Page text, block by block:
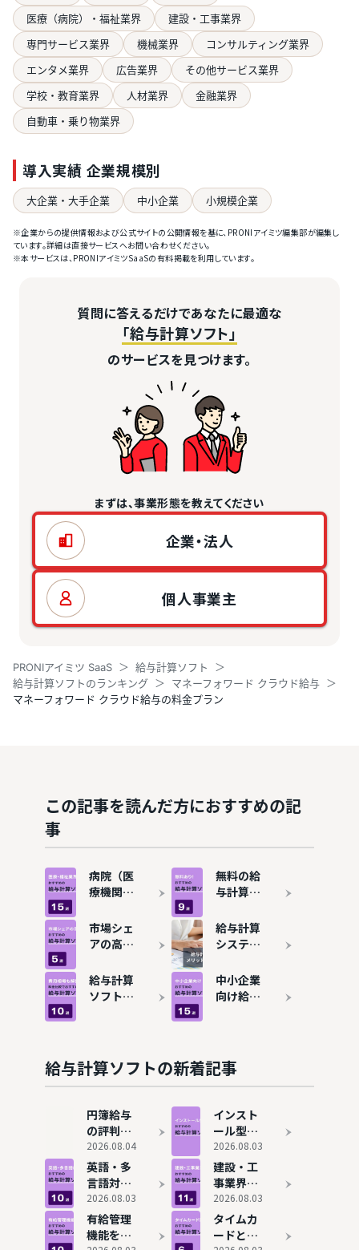
医療（病院）・福祉業界
建設・工事業界
専門サービス業界
機械業界
コンサルティング業界
エンタメ業界
広告業界
その他サービス業界
学校・教育業界
人材業界
金融業界
自動車・乗り物業界
導入実績 企業規模別
大企業・大手企業 中小企業 小規模企業
※企業からの提供情報および公式サイトの公開情報を基に、PRONIアイミツ編集部が編集し
ています。詳細は直接サービスへお問い合わせください。
※本サービスは、PRONIアイミツSaaSの有料掲載を利用しています。
質問に答えるだけであなたに最適な
「給与計算ソフト」
のサービスを見つけます。
まずは、事業形態を教えてください
企業・法人
個人事業主
PRONIアイミツ SaaS
給与計算ソフト
給与計算ソフトのランキング
マネーフォワード クラウド給与
マネーフォワード クラウド給与の料金プラン
この記事を読んだ方におすすめの記
事
病院（医
療機関）
計算ソフ
トおすす
福祉業界
にも対応
無料の給
与計算ソ
すめ9
選！機能
比較
市場シェ
アの高い
ソフト
は？おす
給与計算
システム
リット・
デメリッ
給与計算
ソフトの
すすめの
システム
9選を紹
介
中小企業
向け給与
比較！無
料システ
ムも紹介
給与計算ソフトの新着記事
円簿給与
の評判と
実態は？
メリッ
ト・デメ
リットも
解説
2026.08.04
インスト
ール型の
給与計算
ソフトお
すすめ6
選！買い
切りでコ
スト削減
2026.08.03
英語・多
言語対応
の給与計
算ソフト
おすすめ
2026.08.03
建設・工
事業界に
おすすめ
の給与計
算ソフト
2026.08.03
有給管理
機能を搭
タイムカ
ードと連